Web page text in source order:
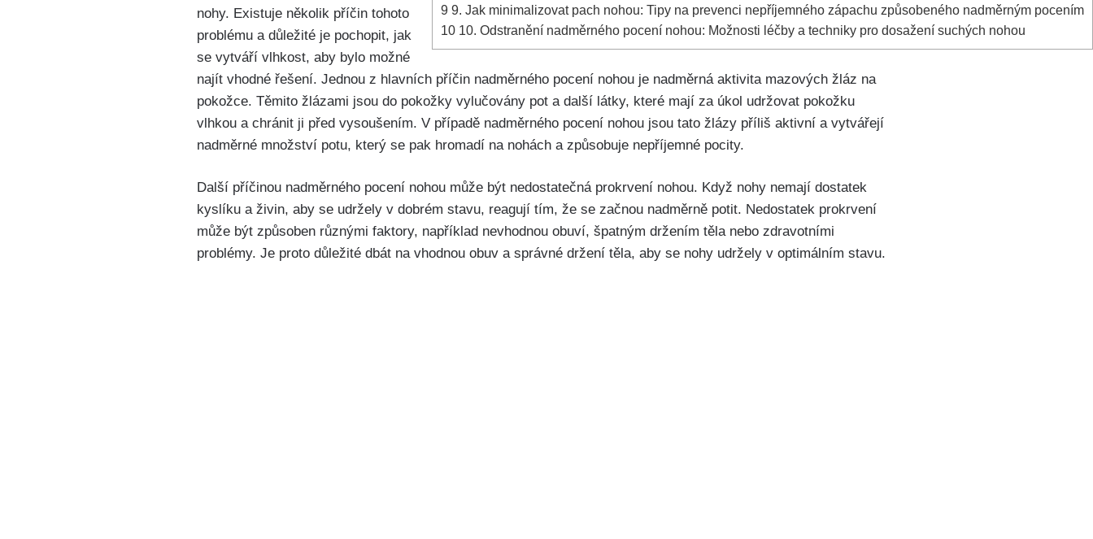
9 9. Jak minimalizovat pach nohou: Tipy na prevenci nepříjemného zápachu způsobeného nadměrným pocením
10 10. Odstranění⁣ nadměrného pocení nohou: ⁣Možnosti léčby a techniky pro dosažení suchých ‌nohou
nohy. Existuje několik‍ příčin ⁣tohoto
problému a⁣ důležité ​je pochopit, jak
se​ vytváří vlhkost, aby⁣ bylo možné
najít vhodné ⁣řešení. Jednou z hlavních⁤ příčin ‍nadměrného pocení nohou je nadměrná⁢ aktivita mazových žláz na
‍pokožce. Těmito žlázami jsou do ⁢pokožky vylučovány pot a⁤ další látky, které mají za ⁣úkol udržovat ⁢pokožku
vlhkou a chránit ji před vysoušením.⁣ V případě nadměrného pocení nohou jsou tato ⁢žlázy příliš aktivní a vytvářejí
nadměrné množství‌ potu, ⁢který se‌ pak hromadí na nohách a způsobuje nepříjemné pocity.
Další příčinou nadměrného pocení nohou může být nedostatečná prokrvení nohou. Když ‌nohy nemají dostatek
kyslíku a živin, aby se udržely v dobrém stavu, reagují tím, že‌ se začnou nadměrně potit. Nedostatek ‌prokrvení
může být způsoben různými faktory, například nevhodnou obuví, špatným držením těla ‍nebo zdravotními
problémy. Je proto důležité dbát⁣ na vhodnou obuv a správné držení těla, aby se nohy udržely ‌v ⁢optimálním stavu.